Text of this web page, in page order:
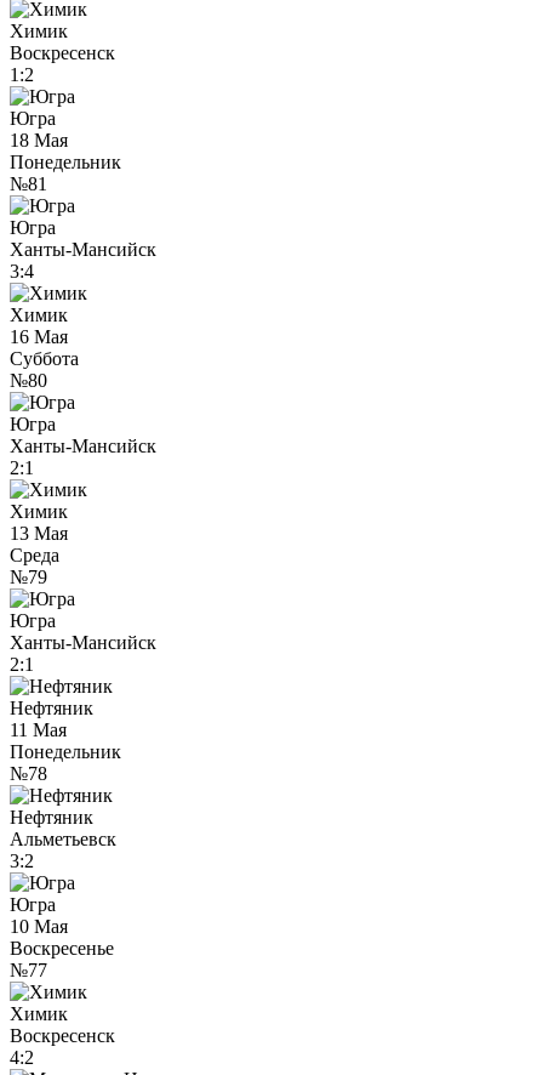
Химик
Воскресенск
1:2
Югра
18 Мая
Понедельник
№81
Югра
Ханты-Мансийск
3:4
Химик
16 Мая
Суббота
№80
Югра
Ханты-Мансийск
2:1
Химик
13 Мая
Среда
№79
Югра
Ханты-Мансийск
2:1
Нефтяник
11 Мая
Понедельник
№78
Нефтяник
Альметьевск
3:2
Югра
10 Мая
Воскресенье
№77
Химик
Воскресенск
4:2